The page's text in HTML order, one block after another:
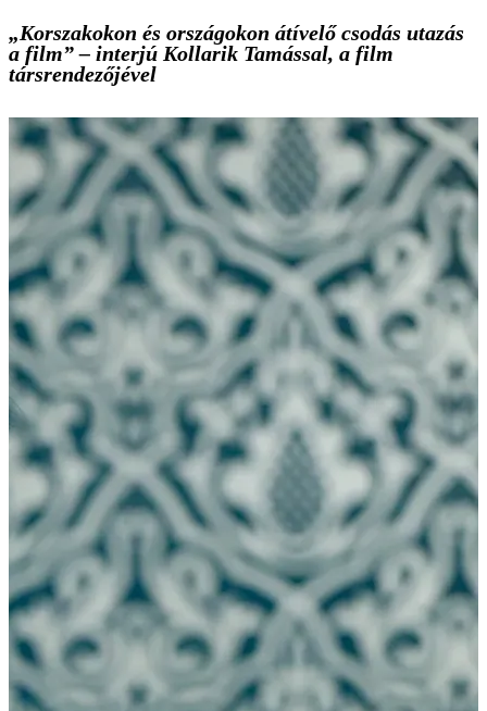
„Korszakokon és országokon átívelő csodás utazás
a film” – interjú Kollarik Tamással, a film
társrendezőjével